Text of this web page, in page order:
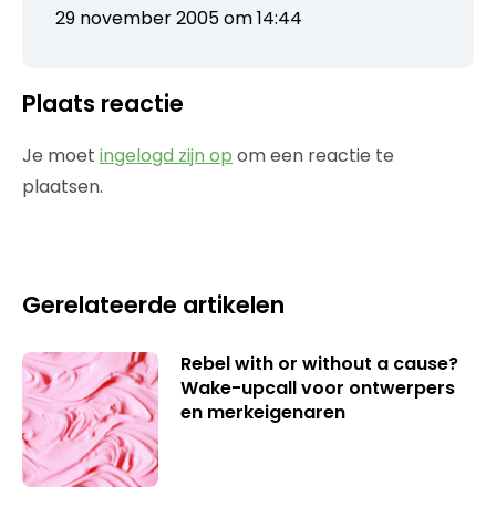
29 november 2005 om 14:44
Plaats reactie
Je moet ingelogd zijn op om een reactie te
plaatsen.
Gerelateerde artikelen
Rebel with or without a cause?
Wake-upcall voor ontwerpers
en merkeigenaren